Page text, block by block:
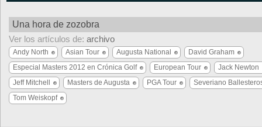
Una hora de zozobra
Ver los artículos de: archivo
Andy North Asian Tour Augusta National
David Graham
Especial Masters 2012 en Crónica Golf
European Tour
Jack Newton
Jeff Mitchell
Masters de Augusta PGA Tour
Severiano
Tom Weiskopf